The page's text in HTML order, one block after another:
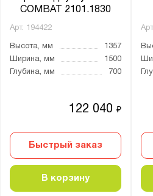
COMBAT 2101.1830
Арт. 194422
Высота, мм
1357
Ширина, мм
1500
Глубина, мм
700
122 040₽
Быстрый заказ
В корзину
1 тумба
Без тумб
Две тумбы
Одна тумба
Три тумбы
Цвет: